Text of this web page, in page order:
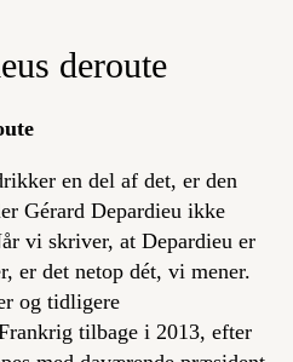
deroute
en del af det, er den
Gérard Depardieu ikke
vi skriver, at Depardieu er
er det netop dét, vi mener.
og tidligere
tilbage i 2013, efter